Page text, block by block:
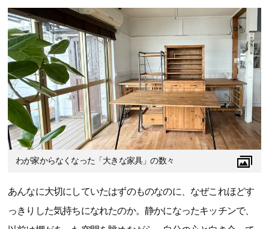
わが家からなくなった「大きな家具」の数々
あんなに大切にしていたはずのものなのに、なぜこれほどす
っきりした気持ちになれたのか。静かになったキッチンで、